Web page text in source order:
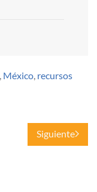
México recursos
Siguiente